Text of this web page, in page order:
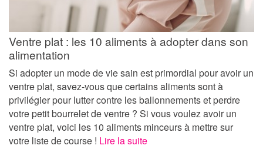
Ventre plat : les 10 aliments à adopter dans son
alimentation
Si adopter un mode de vie sain est primordial pour avoir un
ventre plat, savez-vous que certains aliments sont à
privilégier pour lutter contre les ballonnements et perdre
votre petit bourrelet de ventre ? Si vous voulez avoir un
ventre plat, voici les 10 aliments minceurs à mettre sur
votre liste de course ! Lire la suite